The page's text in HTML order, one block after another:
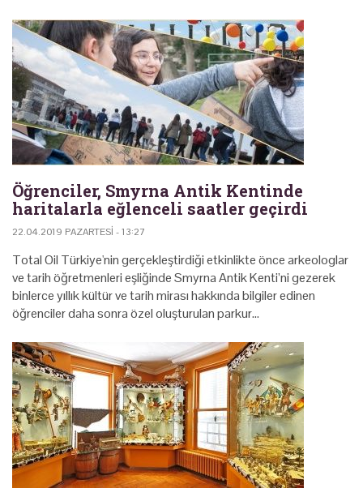
Öğrenciler, Smyrna Antik Kentinde
haritalarla eğlenceli saatler geçirdi
22.04.2019 PAZARTESI - 13:27
Total Oil Türkiye'nin gerçekleştirdiği etkinlikte önce arkeologlar
ve tarih öğretmenleri eşliğinde Smyrna Antik Kenti’ni gezerek
binlerce yıllık kültür ve tarih mirası hakkında bilgiler edinen
öğrenciler daha sonra özel oluşturulan parkur…